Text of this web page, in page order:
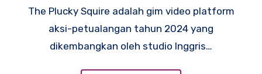
The Plucky Squire adalah gim video platform
aksi-petualangan tahun 2024 yang
dikembangkan oleh studio Inggris…